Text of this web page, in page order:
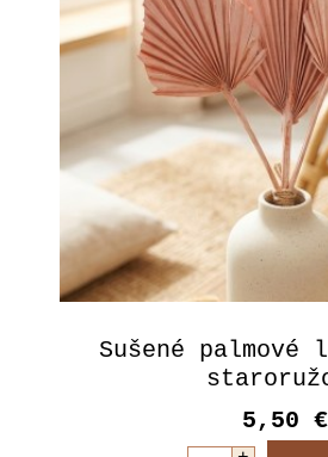
Sušené
5,50 €